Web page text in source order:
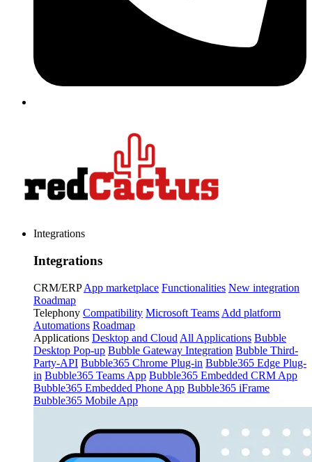
Integrations
Integrations
CRM/ERP App marketplace Functionalities New integration
Roadmap
Telephony Compatibility Microsoft Teams Add platform
Automations Roadmap
Applications Desktop and Cloud All Applications Bubble
Desktop Pop-up Bubble Gateway Integration Bubble Third-
Party-API Bubble365 Chrome Plug-in Bubble365 Edge Plug-
in Bubble365 Teams App Bubble365 Embedded CRM App
Bubble365 Embedded Phone App Bubble365 iFrame
Bubble365 Mobile App